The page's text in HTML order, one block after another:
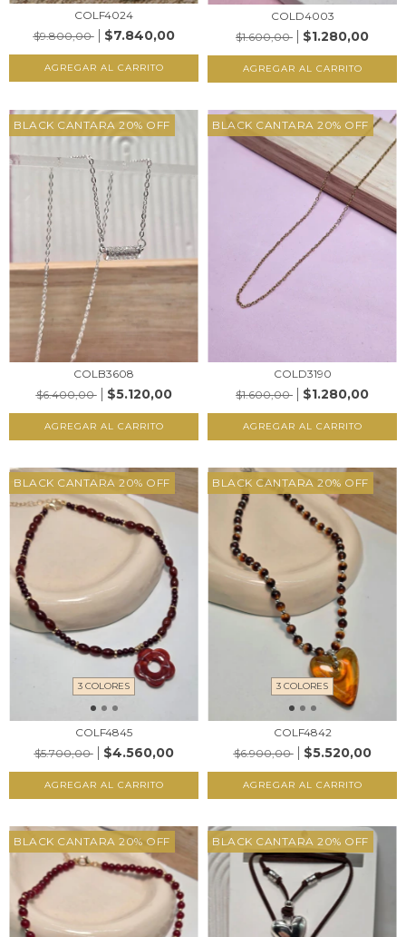
COLF4024
$9.800,00
$7.840,00
AGREGAR AL CARRITO
COLD4003
$1.600,00
$1.280,00
AGREGAR AL CARRITO
BLACK CANTARA 20% OFF
COLB3608
$6.400,00
$5.120,00
AGREGAR AL CARRITO
BLACK CANTARA 20% OFF
COLD3190
$1.600,00
$1.280,00
AGREGAR AL CARRITO
BLACK CANTARA 20% OFF
3 COLORES
COLF4845
$5.700,00
$4.560,00
AGREGAR AL CARRITO
BLACK CANTARA 20% OFF
3 COLORES
COLF4842
$6.900,00
$5.520,00
AGREGAR AL CARRITO
BLACK CANTARA 20% OFF BLACK CANTARA 20% OFF